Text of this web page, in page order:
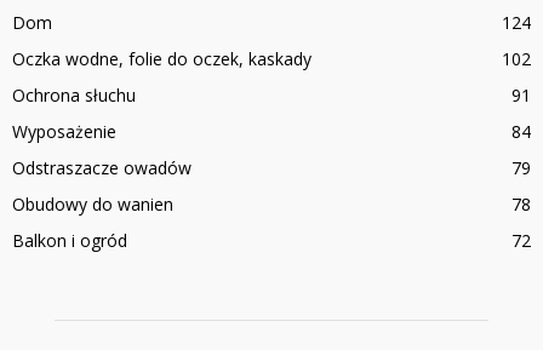
Dom
124
Oczka wodne, folie do oczek, kaskady
102
Ochrona słuchu
91
Wyposażenie
84
Odstraszacze owadów
79
Obudowy do wanien
78
Balkon i ogród
72